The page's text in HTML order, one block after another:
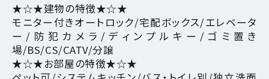
★☆★建物の特徴★☆★
モニター付きオートロック/宅配ボックス/エレベータ
ー/防犯カメラ/ディンプルキー/ゴミ置き
場/BS/CS/CATV/分譲
★☆★お部屋の特徴★☆★